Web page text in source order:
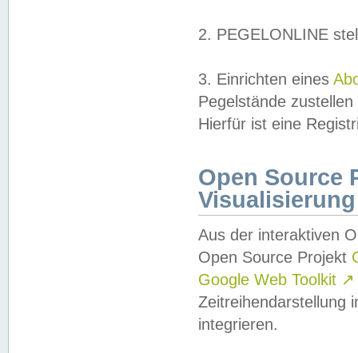
2. PEGELONLINE
3. Einrichten eines
Pegelstände
Hierfür ist eine
Open Source
Visualisierung
Aus der interaktiven
Open Source Projekt
Google Web Toolkit ↗
Zeitreihendarstellung
integrieren.